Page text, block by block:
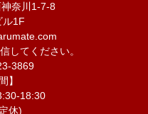
奈川1-7-8
ル1F
してください。
3869
】
18:30
休)